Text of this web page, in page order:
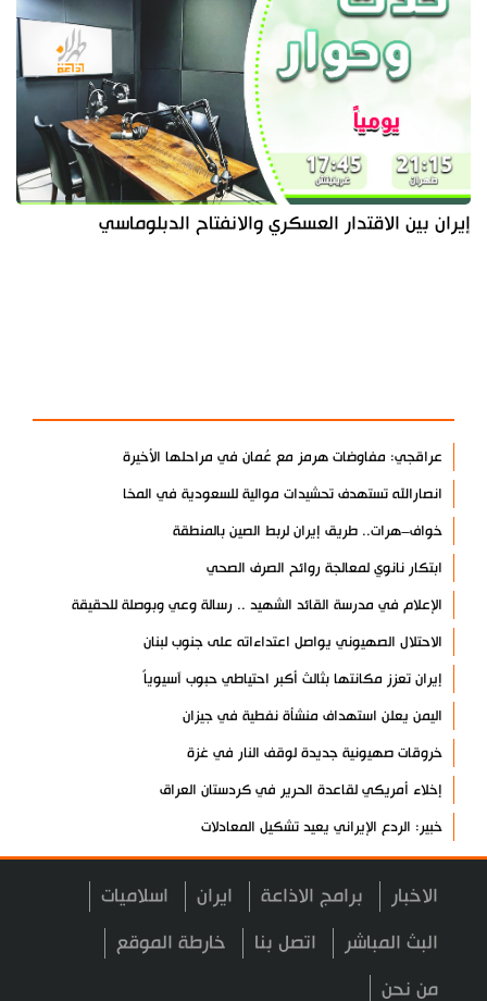
إيران بين الاقتدار العسكري والانفتاح الدبلوماسي
عراقجي: مفاوضات هرمز مع عُمان في مراحلها الأخيرة
انصارالله تستهدف تحشيدات موالية للسعودية في المخا
خواف–هرات.. طريق إيران لربط الصين بالمنطقة
ابتكار نانوي لمعالجة روائح الصرف الصحي
الإعلام في مدرسة القائد الشهيد .. رسالة وعي وبوصلة للحقيقة
الاحتلال الصهيوني يواصل اعتداءاته على جنوب لبنان
إيران تعزز مكانتها بثالث أكبر احتياطي حبوب آسيوياً
اليمن يعلن استهداف منشأة نفطية في جيزان
خروقات صهيونية جديدة لوقف النار في غزة
إخلاء أمريكي لقاعدة الحرير في كردستان العراق
خبير: الردع الإيراني يعيد تشكيل المعادلات
فشل مخططات إسرائيل لزعزعة إيران والمقاومة
انطلاق فعاليات المؤتمر العلمي الدولي العاشر لزيارة الأربعين
العراق يعطل الدوام الرسمي الأربعاء المقبل
مسؤول عسكري: نظامنا القائم في مضيق هرمز لا رجعة عنه
الاخبار برامج الاذاعة ايران اسلاميات
البث المباشر اتصل بنا خارطة الموقع
من نحن